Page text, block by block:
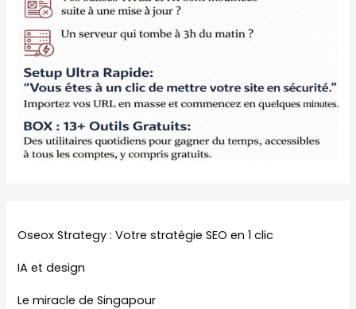
Oseox Strategy : Votre stratégie SEO en 1 clic
IA et design
Le miracle de Singapour